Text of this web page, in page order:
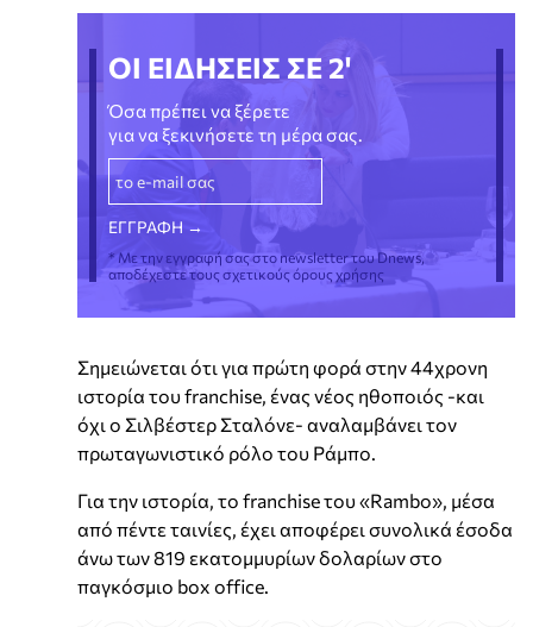
ΟΙ ΕΙΔΗΣΕΙΣ ΣΕ 2'
Όσα πρέπει να ξέρετε
για να ξεκινήσετε τη μέρα σας.
* Με την εγγραφή σας στο newsletter του Dnews,
αποδέχεστε τους σχετικούς όρους χρήσης
Σημειώνεται ότι για πρώτη φορά στην 44χρονη
ιστορία του franchise, ένας νέος ηθοποιός -και
όχι ο Σιλβέστερ Σταλόνε- αναλαμβάνει τον
πρωταγωνιστικό ρόλο του Ράμπο.
Για την ιστορία, το franchise του «Rambo», μέσα
από πέντε ταινίες, έχει αποφέρει συνολικά έσοδα
άνω των 819 εκατομμυρίων δολαρίων στο
παγκόσμιο box office.